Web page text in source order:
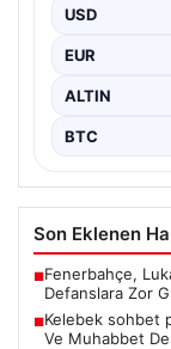
İnternet
olarak…
USD
EUR
ALTIN
BTC
Son Eklenen
■Fenerbahçe,
Defanslara Zor
■Kelebek sohbet
Ve Muhabbet